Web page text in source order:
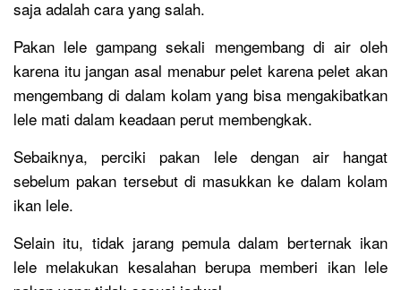
saja adalah cara yang salah.
Pakan lele gampang sekali mengembang di air oleh
karena itu jangan asal menabur pelet karena pelet akan
mengembang di dalam kolam yang bisa mengakibatkan
lele mati dalam keadaan perut membengkak.
Sebaiknya, perciki pakan lele dengan air hangat
sebelum pakan tersebut di masukkan ke dalam kolam
ikan lele.
Selain itu, tidak jarang pemula dalam berternak ikan
lele melakukan kesalahan berupa memberi ikan lele